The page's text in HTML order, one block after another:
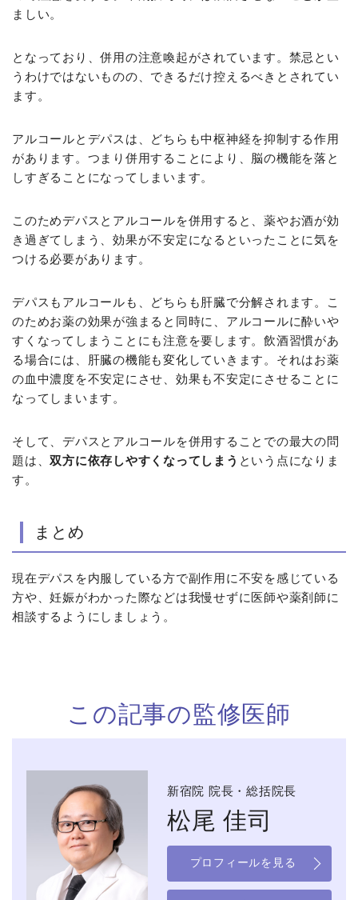
ましい。
となっており、併用の注意喚起がされています。禁忌とい
うわけではないものの、できるだけ控えるべきとされてい
ます。
アルコールとデパスは、どちらも中枢神経を抑制する作用
があります。つまり併用することにより、脳の機能を落と
しすぎることになってしまいます。
このためデパスとアルコールを併用すると、薬やお酒が効
き過ぎてしまう、効果が不安定になるといったことに気を
つける必要があります。
デパスもアルコールも、どちらも肝臓で分解されます。こ
のためお薬の効果が強まると同時に、アルコールに酔いや
すくなってしまうことにも注意を要します。飲酒習慣があ
る場合には、肝臓の機能も変化していきます。それはお薬
の血中濃度を不安定にさせ、効果も不安定にさせることに
なってしまいます。
そして、デパスとアルコールを併用することでの最大の問
題は、双方に依存しやすくなってしまう という点になりま
す。
まとめ
現在デパスを内服している方で副作用に不安を感じている
方や、妊娠がわかった際などは我慢せずに医師や薬剤師に
相談するようにしましょう。
この記事の監修医師
新宿院 院長・総括院長
松尾 佳司
プロフィールを見る